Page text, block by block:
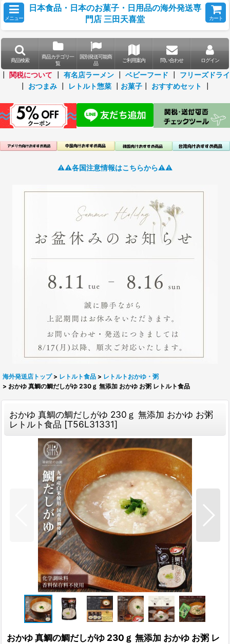
メニュー
日本食品・日本のお菓子・日用品の海外発送専
門店 三田天喜堂
カート
商品検索
商品カテゴリ一
覧
国別発送可能商
品
ご利用案内 問い合わせ ログイン
関税について 有名店ラーメン ベビーフード
フリーズドライ
おつまみ レトルト惣菜 お菓子 おすすめセット
⚠️⚠️各国注意情報はこちらから⚠️⚠️
海外発送店トップ > レトルト食品 > レトルトおかゆ・粥
> おかゆ 真鯛の鯛だしがゆ 230ｇ 無添加 おかゆ お粥 レトルト食品
おかゆ 真鯛の鯛だしがゆ 230ｇ 無添加 おかゆ お粥
レトルト食品 [T56L31331]
おかゆ 真鯛の鯛だしがゆ 230ｇ 無添加 おかゆ お粥 レ